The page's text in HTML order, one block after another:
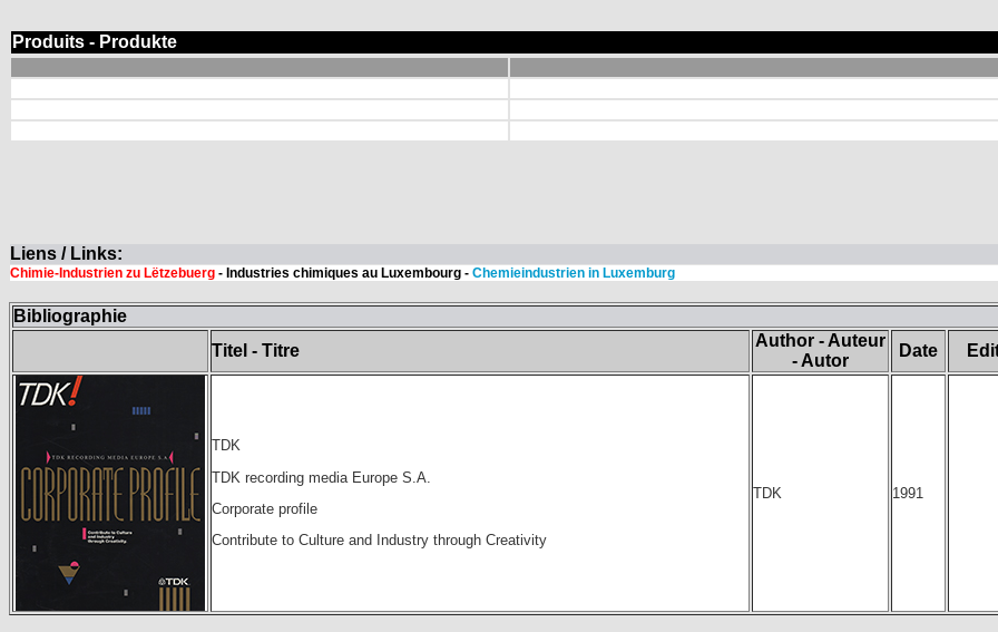
Produits - Produkte
Liens / Links:
Chimie-Industrien zu Lëtzebuerg - Industries chimiques au Luxembourg - Chemieindustrien in Luxemburg
Bibliographie
Titel - Titre
Author - Auteur
- Autor
Date
TDK
TDK recording media Europe S.A.
Corporate profile
Contribute to Culture and Industry through Creativity
TDK 1991